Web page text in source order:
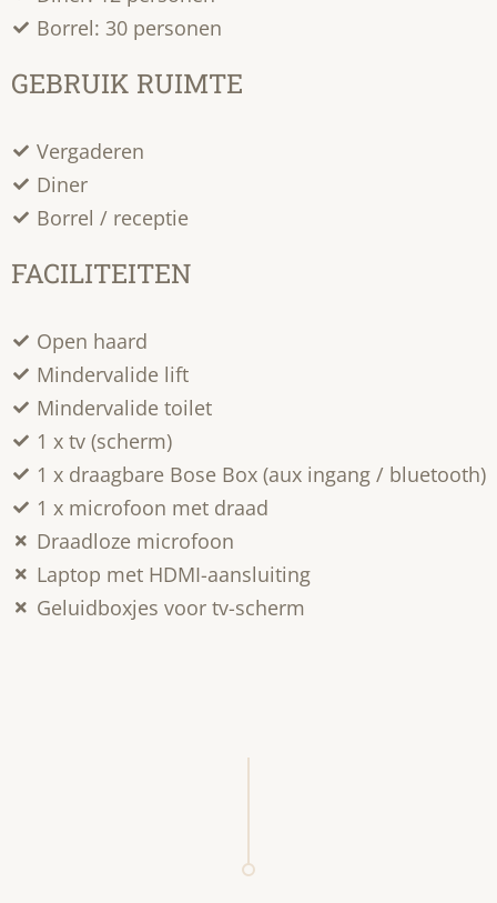
Borrel: 30 personen
GEBRUIK RUIMTE
Vergaderen
Diner
Borrel / receptie
FACILITEITEN
Open haard
Mindervalide lift
Mindervalide toilet
1 x tv (scherm)
1 x draagbare Bose Box (aux ingang / bluetooth)
1 x microfoon met draad
Draadloze microfoon
Laptop met HDMI-aansluiting
Geluidboxjes voor tv-scherm